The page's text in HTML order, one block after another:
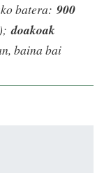
batera: 900
doakoak
baina bai